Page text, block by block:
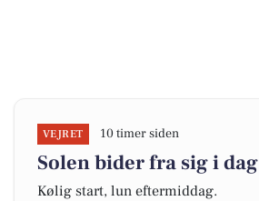
VEJRET 10 timer siden
Solen bider fra sig i dag
Kølig start, lun eftermiddag.